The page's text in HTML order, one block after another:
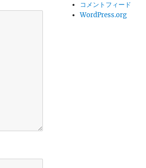
コメントフィード
WordPress.org